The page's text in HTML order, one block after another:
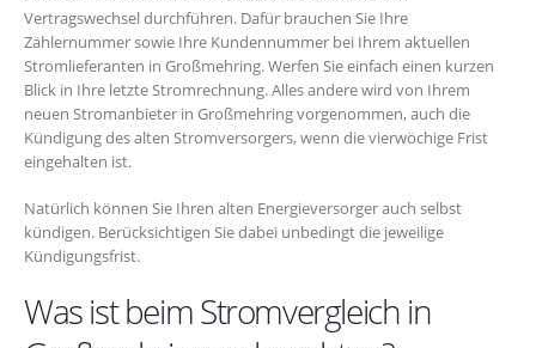
Vertragswechsel durchführen. Dafür brauchen Sie Ihre
Zählernummer sowie Ihre Kundennummer bei Ihrem aktuellen
Stromlieferanten in Großmehring. Werfen Sie einfach einen kurzen
Blick in Ihre letzte Stromrechnung. Alles andere wird von Ihrem
neuen Stromanbieter in Großmehring vorgenommen, auch die
Kündigung des alten Stromversorgers, wenn die vierwöchige Frist
eingehalten ist.
Natürlich können Sie Ihren alten Energieversorger auch selbst
kündigen. Berücksichtigen Sie dabei unbedingt die jeweilige
Kündigungsfrist.
Was ist beim Stromvergleich in